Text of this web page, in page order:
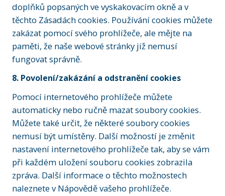
doplňků popsaných ve vyskakovacím okně a v
těchto Zásadách cookies. Používání cookies můžete
zakázat pomocí svého prohlížeče, ale mějte na
paměti, že naše webové stránky již nemusí
fungovat správně.
8. Povolení/zakázání a odstranění cookies
Pomocí internetového prohlížeče můžete
automaticky nebo ručně mazat soubory cookies.
Můžete také určit, že některé soubory cookies
nemusí být umístěny. Další možností je změnit
nastavení internetového prohlížeče tak, aby se vám
při každém uložení souboru cookies zobrazila
zpráva. Další informace o těchto možnostech
naleznete v Nápovědě vašeho prohlížeče.